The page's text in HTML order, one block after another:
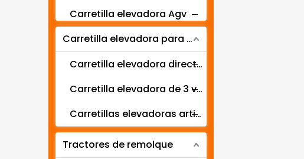
Carretilla elevadora Agv
Elevador de paletas hidráulico
Apilador de paletas
Carretilla elevadora para pasillos estrechos
Carretilla elevadora directora de 3 vías
Carretilla elevadora de 3 vías
Carretillas elevadoras articuladas
Tractores de remolque